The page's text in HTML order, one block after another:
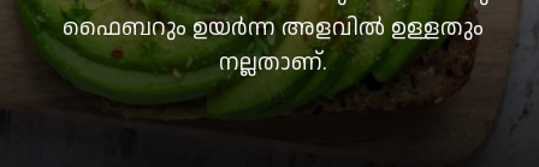
ഫൈബറും ഉയര്‍ന്ന അളവില്‍ ഉള്ളതും
നല്ലതാണ്.